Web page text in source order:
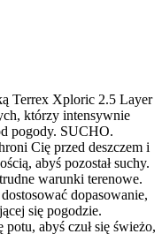
Terrex Xploric 2.5 Layer
którzy intensywnie
pogody. SUCHO.
Cię przed deszczem i
abyś pozostał suchy.
warunki terenowe.
dopasowanie,
się pogodzie.
abyś czuł się świeżo,